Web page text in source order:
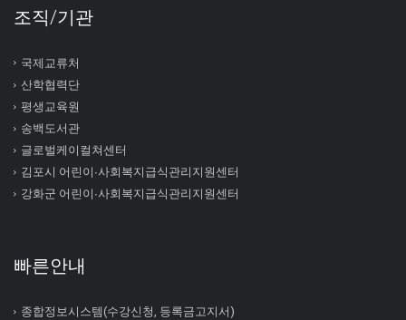
조직/기관
국제교류처
산학협력단
평생교육원
송백도서관
글로벌케이컬쳐센터
김포시 어린이∙사회복지급식관리지원센터
강화군 어린이∙사회복지급식관리지원센터
빠른안내
종합정보시스템(수강신청, 등록금고지서)